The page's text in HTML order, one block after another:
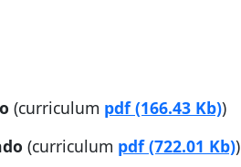
(curriculum pdf (166.43 Kb))
(curriculum pdf (722.01 Kb))